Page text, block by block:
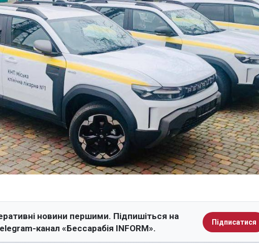
новини першими. Підпишіться на
канал «Бессарабія INFORM».
Підписатися